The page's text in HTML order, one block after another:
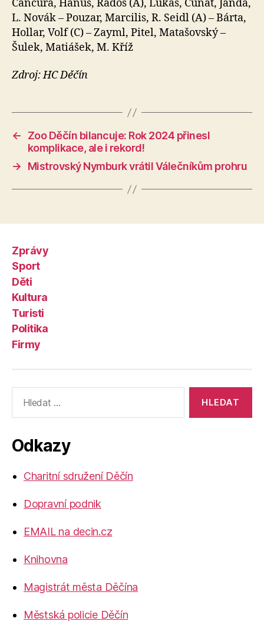
Čančura, Hanus, Radoš (A), Lukáš, Čunát, Janda,
L. Novák – Pouzar, Marcilis, R. Seidl (A) – Bárta,
Hollar, Volf (C) – Zayml, Pitel, Matašovský –
Šulek, Matiášek, M. Kříž
Zdroj: HC Děčín
←
Zoo Děčín bilancuje: Rok 2024 přinesl
komplikace, ale i rekord!
→
Mistrovský Nymburk vrátil Válečníkům prohru
Zprávy
Sport
Děti
Kultura
Turisti
Politika
Firmy
vyhledávání:
Odkazy
Charitní sdružení Děčín
Dopravní podnik
EMAIL na decin.cz
Knihovna
Magistrát města Děčína
Městská policie Děčín